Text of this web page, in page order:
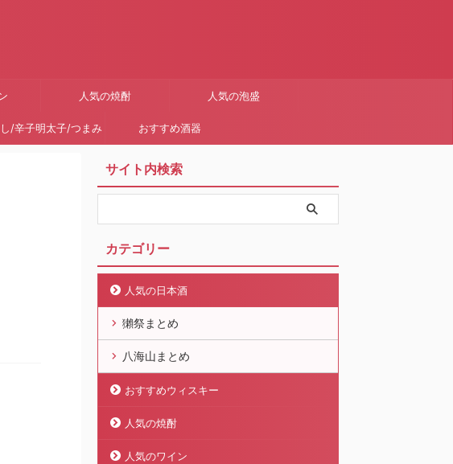
人気の焼酎 人気の泡盛
/辛子明太子/つまみ おすすめ酒器
サイト内検索
カテゴリー
人気の日本酒
獺祭まとめ
八海山まとめ
おすすめウィスキー
人気の焼酎
人気のワイン